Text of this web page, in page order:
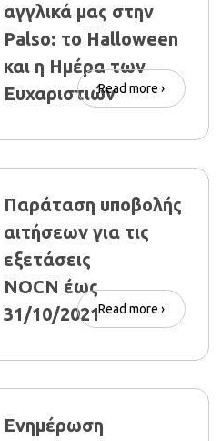
αγγλικά μας στην
Palso: το Halloween
και η Ημέρα των
ΕυχαριστιώνRead more ›
Παράταση υποβολής
αιτήσεων για τις
εξετάσεις
NOCN έως
31/10/2021Read more ›
Ενημέρωση